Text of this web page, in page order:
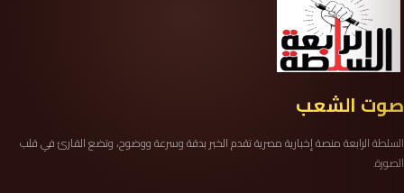
صوت الشعب
السلطة الرابعة منصة إخبارية مصرية تقدم الخبر بدقة وسرعة ووضوح، وتضع القارئ في قلب
الصورة.